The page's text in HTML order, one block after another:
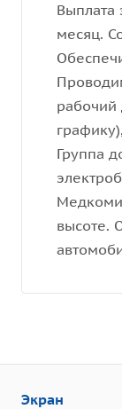
Выплата
месяц.
Группа
высоте.
Экран